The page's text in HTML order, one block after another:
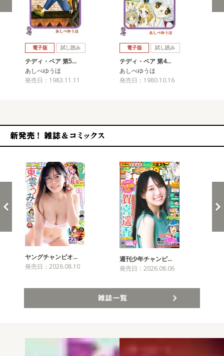
電子版 試し読み
テディ・ベア 第5…
あしべゆうほ
発売日：1983.11.11
電子版 試し読み
テディ・ベア 第4…
あしべゆうほ
発売日：1980.10.16
ヤングチャンピオ…
発売日：2026.08.10
週刊少年チャンピ…
発売日：2026.08.06